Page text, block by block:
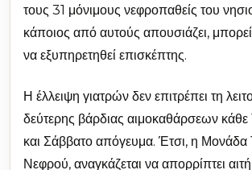
τους 31 μόνιμους νεφροπαθείς του
κάποιος από αυτούς απουσιάζει,
να εξυπηρετηθεί επισκέπτης.
Η έλλειψη γιατρών δεν επιτρέπει τη
δεύτερης βάρδιας αιμοκαθάρσεων κάθε
και Σάββατο απόγευμα. Έτσι, η Μονάδα
Νεφρού, αναγκάζεται να απορρίπτει